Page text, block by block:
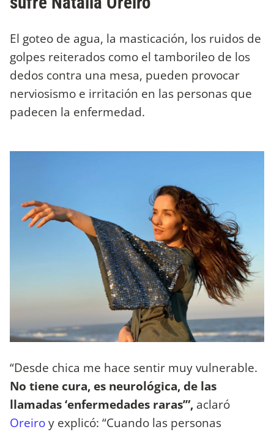
El goteo de agua, la masticación, los ruidos de
golpes reiterados como el tamborileo de los
dedos contra una mesa, pueden provocar
nerviosismo e irritación en las personas que
padecen la enfermedad.
“Desde chica me hace sentir muy vulnerable.
No tiene cura, es neurológica, de las
llamadas ‘enfermedades raras’”, aclaró
Oreiroy explicó: “Cuando las personas